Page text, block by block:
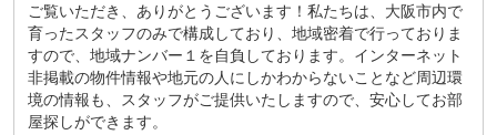
ご覧いただき、ありがとうございます！私たちは、大阪市内で
育ったスタッフのみで構成しており、地域密着で行っておりま
すので、地域ナンバー１を自負しております。インターネット
非掲載の物件情報や地元の人にしかわからないことなど周辺環
境の情報も、スタッフがご提供いたしますので、安心してお部
屋探しができます。